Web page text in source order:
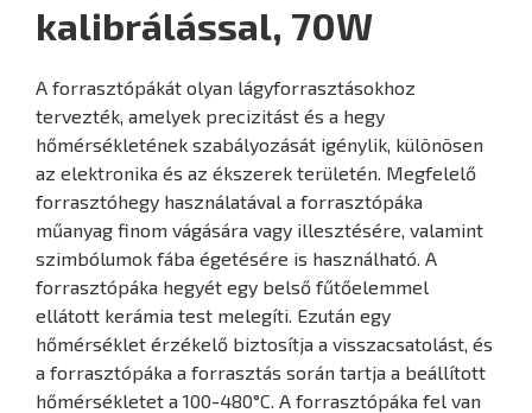
kalibrálással, 70W
A forrasztópákát olyan lágyforrasztásokhoz
tervezték, amelyek precizitást és a hegy
hőmérsékletének szabályozását igénylik, különösen
az elektronika és az ékszerek területén. Megfelelő
forrasztóhegy használatával a forrasztópáka
műanyag finom vágására vagy illesztésére, valamint
szimbólumok fába égetésére is használható. A
forrasztópáka hegyét egy belső fűtőelemmel
ellátott kerámia test melegíti. Ezután egy
hőmérséklet érzékelő biztosítja a visszacsatolást, és
a forrasztópáka a forrasztás során tartja a beállított
hőmérsékletet a 100-480°C. A forrasztópáka fel van